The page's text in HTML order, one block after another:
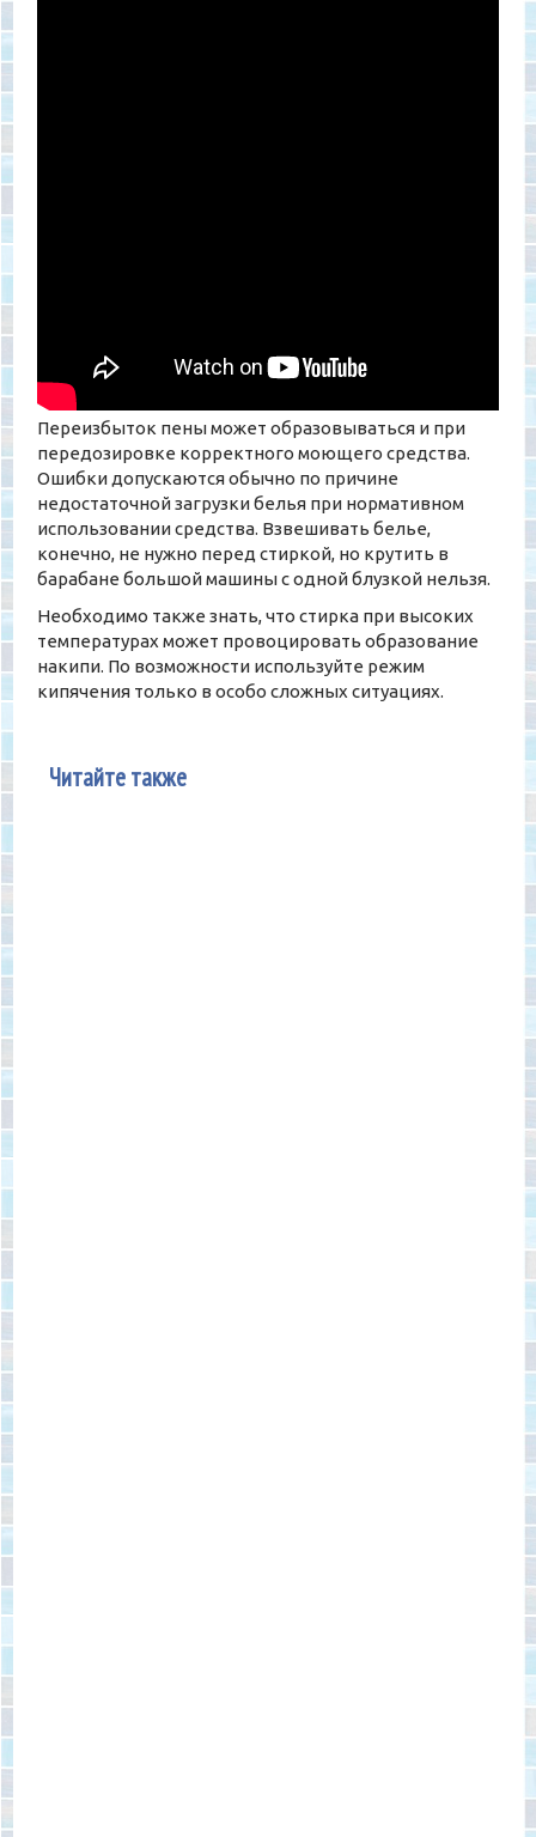
Переизбыток пены может образовываться и при
передозировке корректного моющего средства.
Ошибки допускаются обычно по причине
недостаточной загрузки белья при нормативном
использовании средства. Взвешивать белье,
конечно, не нужно перед стиркой, но крутить в
барабане большой машины с одной блузкой нельзя.
Необходимо также знать, что стирка при высоких
температурах может провоцировать образование
накипи. По возможности используйте режим
кипячения только в особо сложных ситуациях.
Читайте также